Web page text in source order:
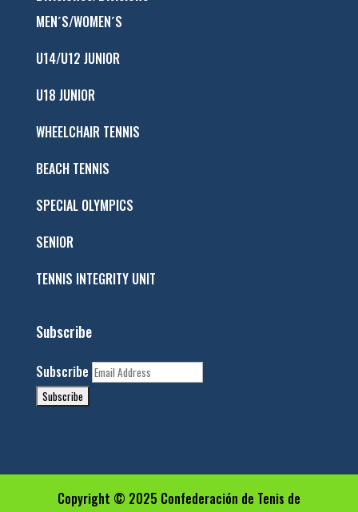
MEN´S/WOMEN´S
U14/U12 JUNIOR
U18 JUNIOR
WHEELCHAIR TENNIS
BEACH TENNIS
SPECIAL OLYMPICS
SENIOR
TENNIS INTEGRITY UNIT
Subscribe
Subscribe
Copyright © 2025 Confederación de Tenis de